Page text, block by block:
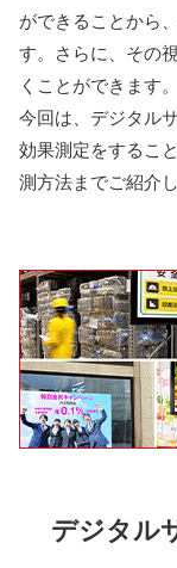
商品・サービス一覧
関連情報
ができることから
す。さらに、その
くことができます。
今回は、デジタル
効果測定をするこ
測方法までご紹介し
デジタル